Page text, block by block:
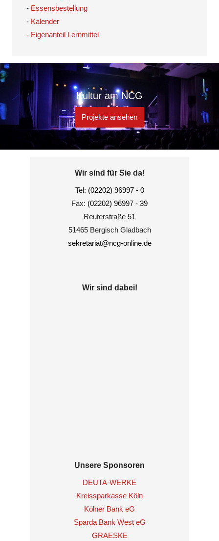
- Essensbestellung
- Kalender
- Eigenanteil Lernmittel
Kultur am NCG
Projekte ansehen
Wir sind für Sie da!
Tel: (02202) 96997 - 0
Fax: (02202) 96997 - 39
Reuterstraße 51
51465 Bergisch Gladbach
sekretariat@ncg-online.de
Wir sind dabei!
Unsere Sponsoren
DEUTA-WERKE
Kreissparkasse Köln
Kölner Bank eG
Sparda Bank West eG
GRAESKE